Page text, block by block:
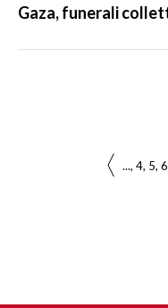
Gaza, funerali
... 4 5 6